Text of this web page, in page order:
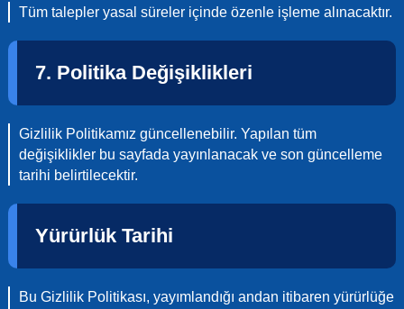
Tüm talepler yasal süreler içinde özenle işleme alınacaktır.
7. Politika Değişiklikleri
Gizlilik Politikamız güncellenebilir. Yapılan tüm
değişiklikler bu sayfada yayınlanacak ve son güncelleme
tarihi belirtilecektir.
Yürürlük Tarihi
Bu Gizlilik Politikası, yayımlandığı andan itibaren yürürlüğe